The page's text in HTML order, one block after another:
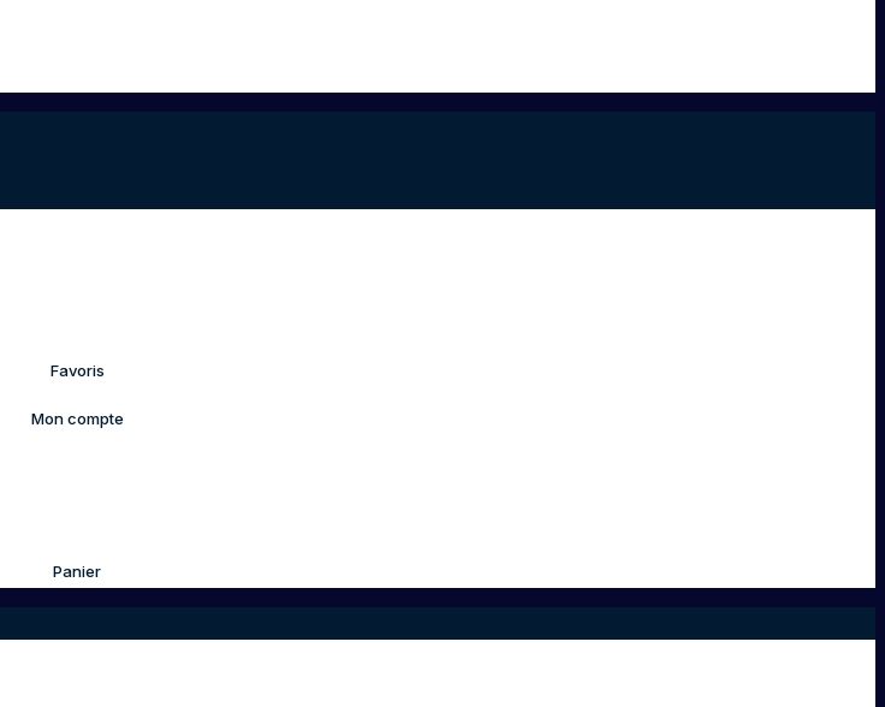
Favoris
Mon compte
Panier